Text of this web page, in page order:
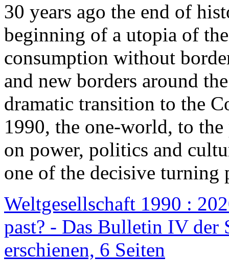
30 years ago the end of
beginning of a utopia of
consumption without
and new borders around
dramatic transition to the
1990, the one-world, to the
on power, politics and
one of the decisive turning
Weltgesellschaft 1990 :
past? - Das Bulletin IV der
erschienen, 6 Seiten